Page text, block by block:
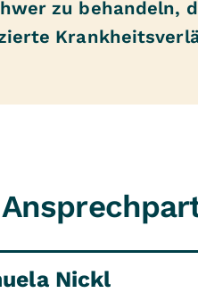
zu behandeln,
Nickl